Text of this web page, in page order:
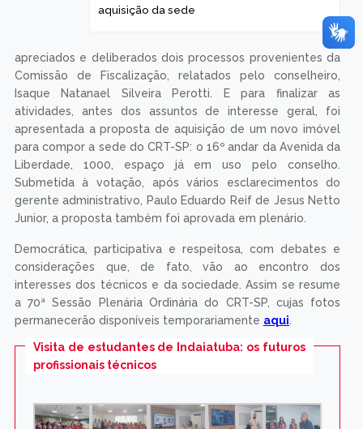
aquisição da sede
apreciados e deliberados dois processos provenientes da
Comissão de Fiscalização, relatados pelo conselheiro,
Isaque Natanael Silveira Perotti. E para finalizar as
atividades, antes dos assuntos de interesse geral, foi
apresentada a proposta de aquisição de um novo imóvel
para compor a sede do CRT-SP: o 16º andar da Avenida da
Liberdade, 1000, espaço já em uso pelo conselho.
Submetida à votação, após vários esclarecimentos do
gerente administrativo, Paulo Eduardo Reif de Jesus Netto
Junior, a proposta também foi aprovada em plenário.
Democrática, participativa e respeitosa, com debates e
considerações que, de fato, vão ao encontro dos
interesses dos técnicos e da sociedade. Assim se resume
a 70ª Sessão Plenária Ordinária do CRT-SP, cujas fotos
permanecerão disponíveis temporariamente aqui.
Visita de estudantes de Indaiatuba: os futuros
profissionais técnicos